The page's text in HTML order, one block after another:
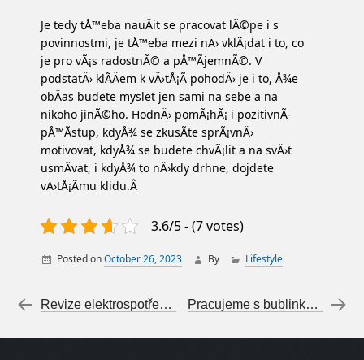
Je tedy tÅ™eba nauÄit se pracovat lÃ©pe i s
povinnostmi, je tÅ™eba mezi nÄ› vklÃ¡dat i to, co
je pro vÃ¡s radostnÃ© a pÅ™Ã­jemnÃ©. V
podstatÄ› klÃ­Äem k vÄ›tÅ¡Ã­ pohodÄ› je i to, Å¾e
obÄas budete myslet jen sami na sebe a na
nikoho jinÃ©ho. HodnÄ› pomÃ¡hÃ¡ i pozitivnÃ­
pÅ™Ã­stup, kdyÅ¾ se zkusÃ­te sprÃ¡vnÄ›
motivovat, kdyÅ¾ se budete chvÃ¡lit a na svÄ›t
usmÃ­vat, i kdyÅ¾ to nÄ›kdy drhne, dojdete
vÄ›tÅ¡Ã­mu klidu.Â
3.6/5 - (7 votes)
Posted onOctober 26, 2023 By Lifestyle
Post navigation
←
Revize elektrospotřebičů je nutná Pracujeme s bublinkovou fólií